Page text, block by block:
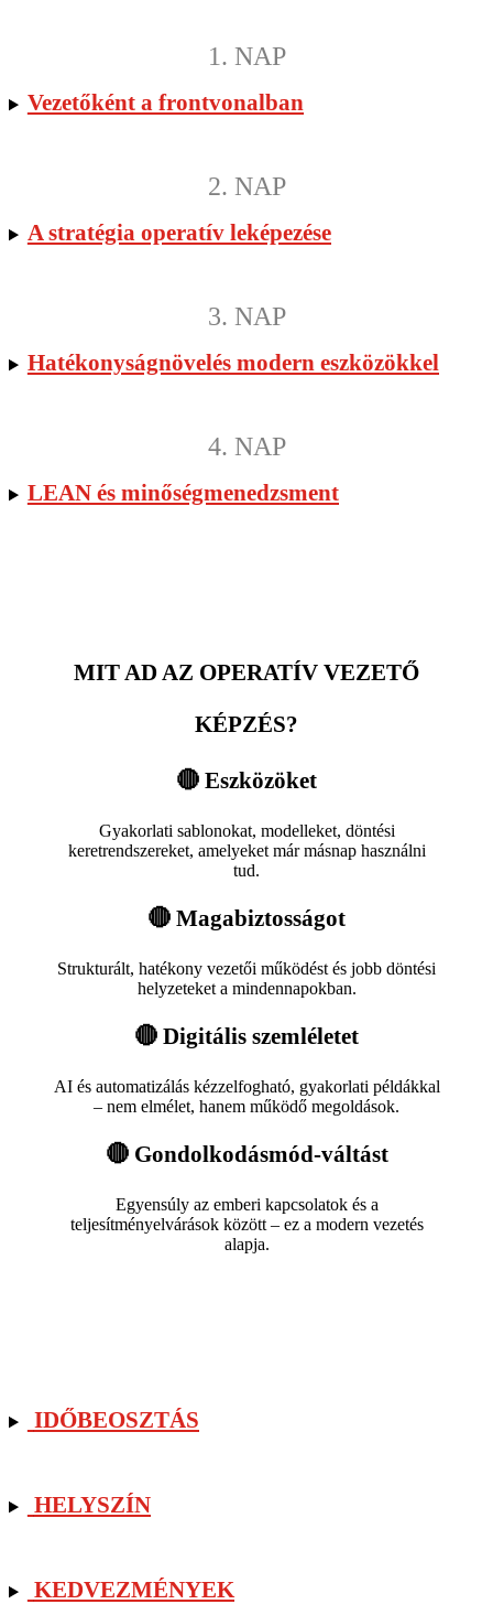
1. NAP
Vezetőként a frontvonalban
2. NAP
A stratégia operatív leképezése
3. NAP
Hatékonyságnövelés modern eszközökkel
4. NAP
LEAN és minőségmenedzsment
MIT AD AZ OPERATÍV VEZETŐ
KÉPZÉS?
🔴 Eszközöket
Gyakorlati sablonokat, modelleket, döntési
keretrendszereket, amelyeket már másnap használni
tud.
🔴 Magabiztosságot
Strukturált, hatékony vezetői működést és jobb döntési
helyzeteket a mindennapokban.
🔴 Digitális szemléletet
AI és automatizálás kézzelfogható, gyakorlati példákkal
– nem elmélet, hanem működő megoldások.
🔴 Gondolkodásmód-váltást
Egyensúly az emberi kapcsolatok és a
teljesítményelvárások között – ez a modern vezetés
alapja.
IDŐBEOSZTÁS
HELYSZÍN
KEDVEZMÉNYEK